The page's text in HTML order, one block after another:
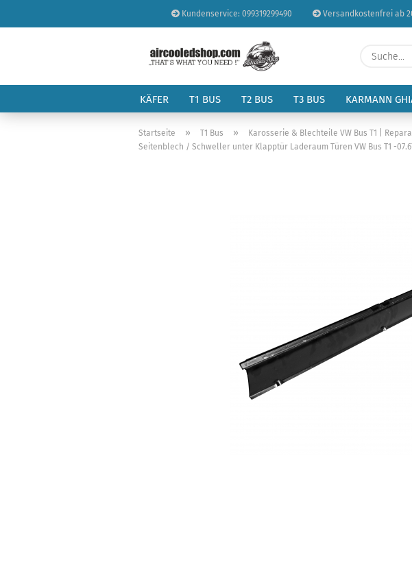
Kundenservice: 099319299490 Versandkostenfrei ab
KÄFER T1 BUS T2 BUS T3 BUS KARMANN
Startseite » T1 Bus » Karosserie & Blechteile VW Bus T1 |
Seitenblech / Schweller unter Klapptür Laderaum Türen VW Bus T1 -